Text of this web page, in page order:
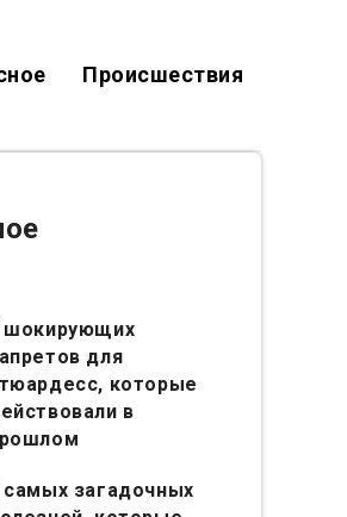
Происшествия
шокирующих
для
которые
в
самых загадочных